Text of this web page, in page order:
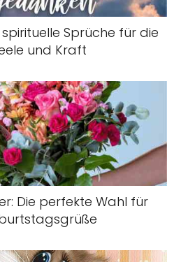
Sprüche für die
und Kraft
Die perfekte Wahl für